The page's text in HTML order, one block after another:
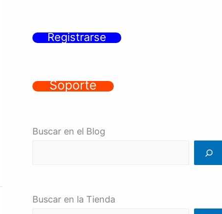
Registrarse
Soporte
Buscar en el Blog
Buscar en la Tienda